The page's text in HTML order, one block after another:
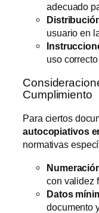
adecuado
usuario en
uso
Cumplimiento
Para ciertos
autocopiativos
normativas
con validez
Datos
documento